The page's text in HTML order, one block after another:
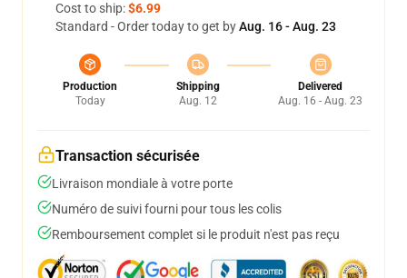
Cost to ship:$6.99
Standard - Order today to get byAug. 16 - Aug. 23
Production
Today
Shipping
Aug. 12
Delivered
Aug. 16 - Aug. 23
Transaction sécurisée
Livraison mondiale à votre porte
Numéro de suivi fourni pour tous les colis
Remboursement complet si le produit n'est pas reçu